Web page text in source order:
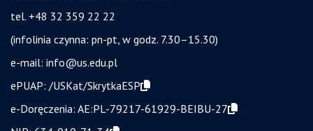
tel. +48 32 359 22 22
(infolinia czynna: pn-pt, w godz. 7.30–15.30)
e-mail: info@us.edu.pl
ePUAP: /USKat/SkrytkaESP
e-Doręczenia: AE:PL-79217-61929-BEIBU-27